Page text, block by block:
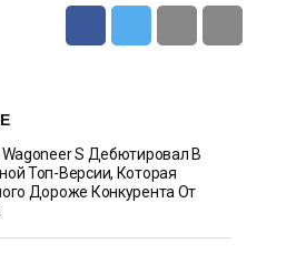
S Дебютировал В
Топ-Версии, Которая
Дороже Конкурента От